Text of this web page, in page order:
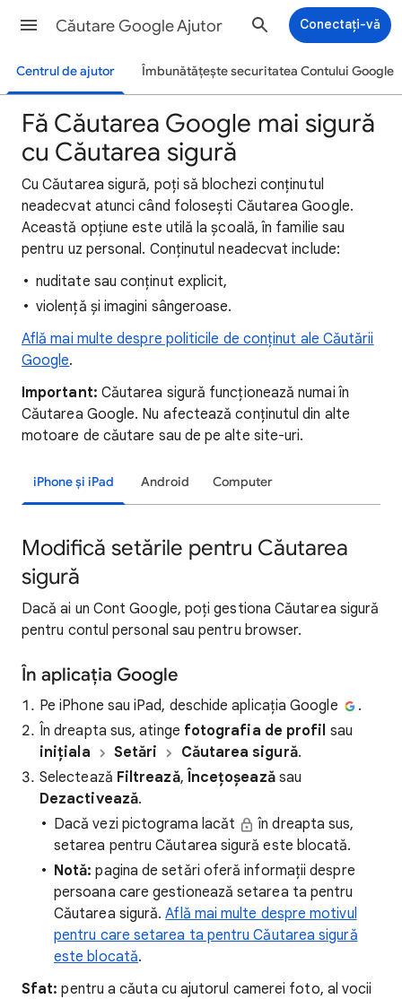
Căutare Google Ajutor Conectați-vă
Centrul de ajutor Îmbunătățește securitatea Contului Google
Fă Căutarea Google mai sigură
cu Căutarea sigură
Cu Căutarea sigură, poți să blochezi conținutul
neadecvat atunci când folosești Căutarea Google.
Această opțiune este utilă la școală, în familie sau
pentru uz personal. Conținutul neadecvat include:
nuditate sau conținut explicit,
violență și imagini sângeroase.
Află mai multe despre politicile de conținut ale Căutării
Google.
Important: Căutarea sigură funcționează numai în
Căutarea Google. Nu afectează conținutul din alte
motoare de căutare sau de pe alte site-uri.
iPhone și iPad Android Computer
Modifică setările pentru Căutarea
sigură
Dacă ai un Cont Google, poți gestiona Căutarea sigură
pentru contul personal sau pentru browser.
În aplicația Google
Pe iPhone sau iPad, deschide aplicația Google
.
În dreapta sus, atinge fotografia de profil sau
inițiala
Setări Căutarea sigură.
Selectează Filtrează, Încețoșeazăsau
Dezactivează.
Dacă vezi pictograma lacăt
în dreapta sus,
setarea pentru Căutarea sigură este blocată.
Notă:pagina de setări oferă informații despre
persoana care gestionează setarea ta pentru
Căutarea sigură.Află mai multe despre motivul
pentru care setarea ta pentru Căutarea sigură
este blocată.
Sfat:pentru a căuta cu ajutorul camerei foto, al vocii